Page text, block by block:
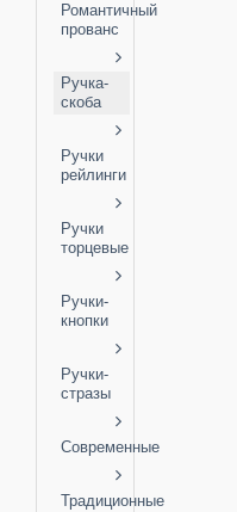
Романтичный
прованс
Ручка-
скоба
Ручки
рейлинги
Ручки
торцевые
Ручки-
кнопки
Ручки-
стразы
Современные
Традиционные